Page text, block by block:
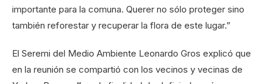
importante para la comuna. Querer no sólo proteger sino
también reforestar y recuperar la flora de este lugar.”
El Seremi del Medio Ambiente Leonardo Gros explicó que
en la reunión se compartió con los vecinos y vecinas de